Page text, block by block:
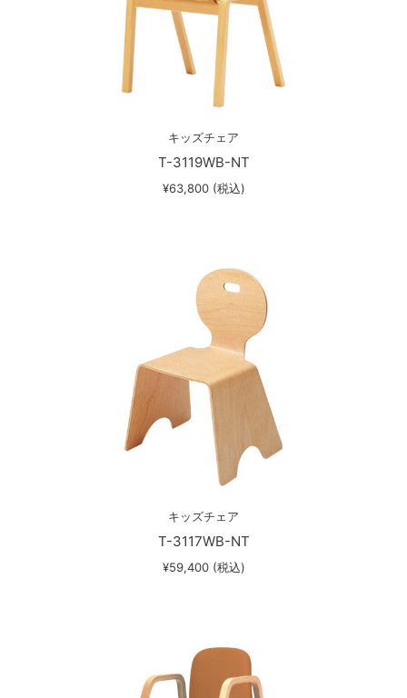
キッズチェア
T-3119WB-NT
¥63,800 (税込)
キッズチェア
T-3117WB-NT
¥59,400 (税込)